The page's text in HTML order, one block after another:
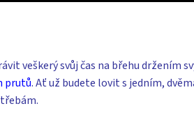
veškerý svůj čas na břehu držením
prutů.Ať už budete lovit s jedním,